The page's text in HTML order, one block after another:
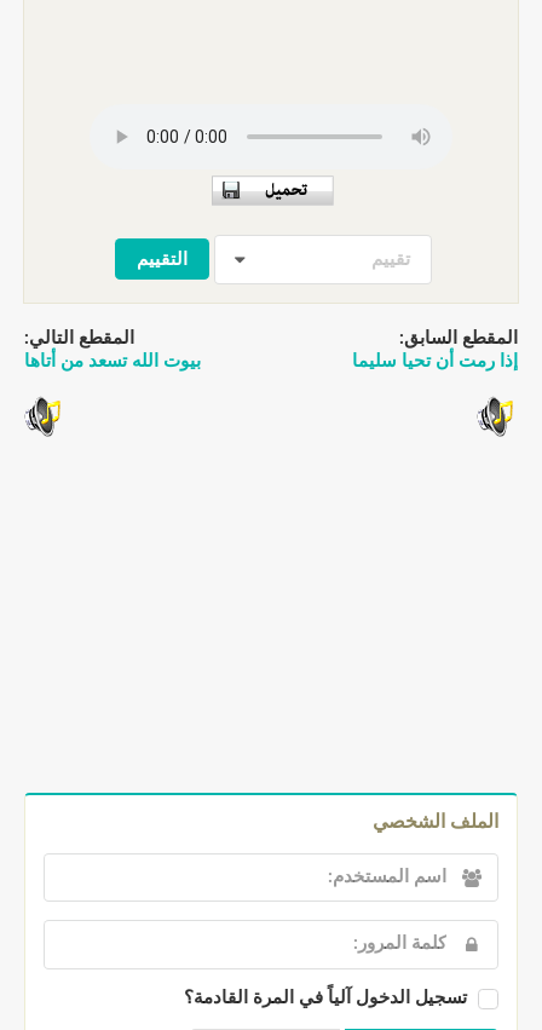
تقييم
المقطع السابق:
إذا رمت أن تحيا سليما
المقطع التالي:
بيوت الله تسعد من أتاها
الملف الشخصي
تسجيل الدخول آلياً في المرة القادمة؟